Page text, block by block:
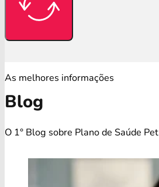
As melhores informações
Blog
O 1° Blog sobre Plano de Saúde Pet